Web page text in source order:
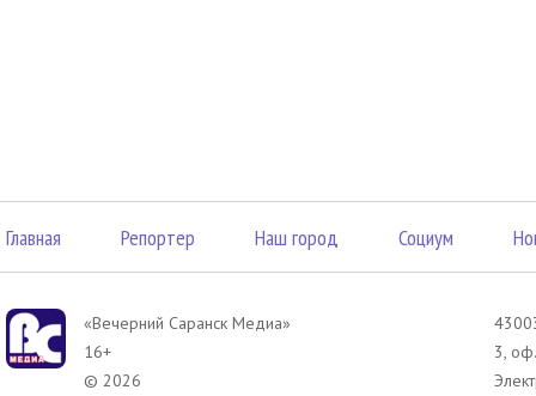
Главная Репортер Наш город Социум
«Вечерний Саранск Mедиа»
16+
© 2026
3,